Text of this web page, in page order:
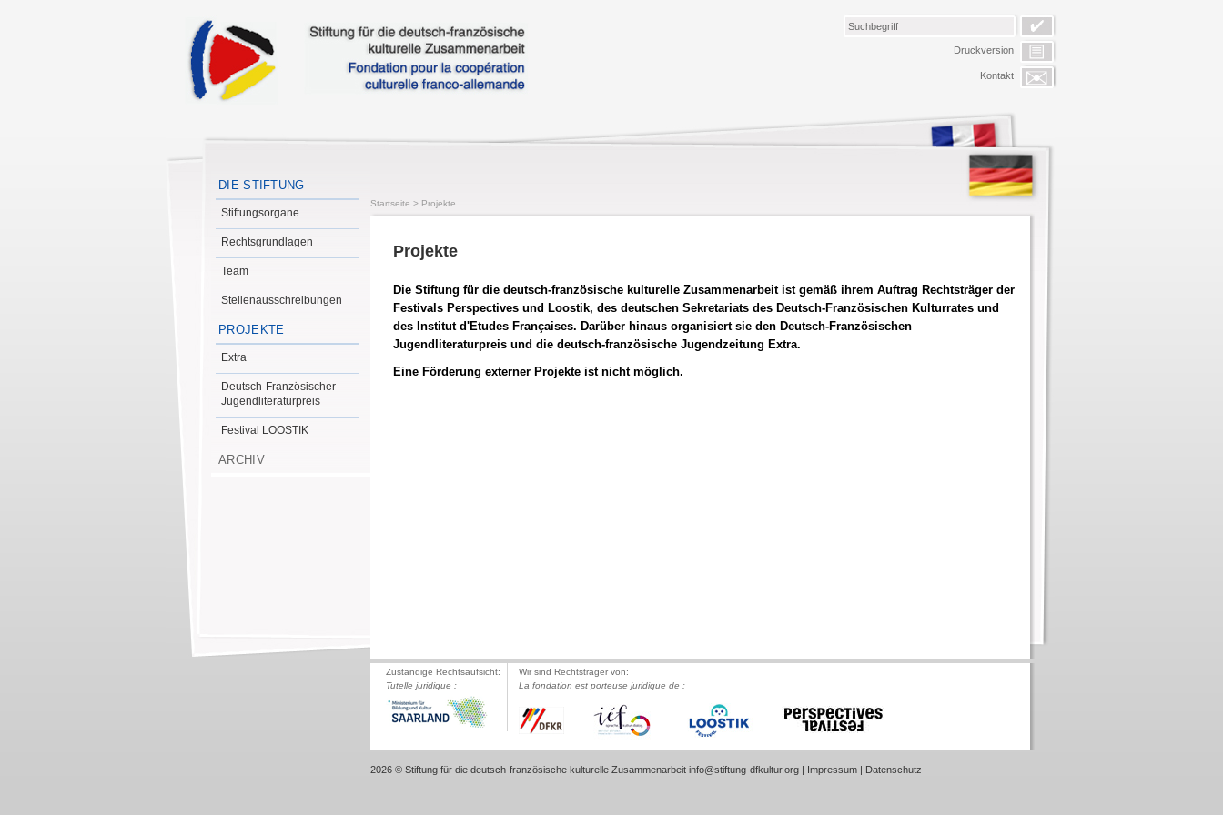
Druckversion
Kontakt
DIE STIFTUNG
Stiftungsorgane
Rechtsgrundlagen
Team
Stellenausschreibungen
PROJEKTE
Extra
Deutsch-Französischer
Jugendliteraturpreis
Festival LOOSTIK
ARCHIV
Startseite > Projekte
Projekte
Die Stiftung für die deutsch-französische kulturelle Zusammenarbeit ist gemäß ihrem Auftrag Rechtsträger der
Festivals Perspectives und Loostik, des deutschen Sekretariats des Deutsch-Französischen Kulturrates und
des Institut d'Etudes Françaises. Darüber hinaus organisiert sie den Deutsch-Französischen
Jugendliteraturpreis und die deutsch-französische Jugendzeitung Extra.
Eine Förderung externer Projekte ist nicht möglich.
Zuständige Rechtsaufsicht:
Tutelle juridique :
Wir sind Rechtsträger von:
La fondation est porteuse juridique de :
2026 © Stiftung für die deutsch-französische kulturelle Zusammenarbeit info@stiftung-dfkultur.org | Impressum | Datenschutz